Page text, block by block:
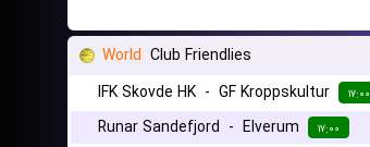
World Club Friendlies
IFK Skovde HK - GF Kroppskultur ۱۷:۰۰
Runar Sandefjord - Elverum ۱۷:۰۰